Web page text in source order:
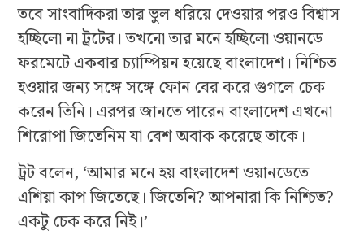
তবে সাংবাদিকরা তার ভুল ধরিয়ে দেওয়ার পরও বিশ্বাস
হচ্ছিলো না ট্রটের। তখনো তার মনে হচ্ছিলো ওয়ানডে
ফরমেটে একবার চ্যাম্পিয়ন হয়েছে বাংলাদেশ। নিশ্চিত
হওয়ার জন্য সঙ্গে সঙ্গে ফোন বের করে গুগলে চেক
করেন তিনি। এরপর জানতে পারেন বাংলাদেশ এখনো
শিরোপা জিতেনিম যা বেশ অবাক করেছে তাকে।
ট্রট বলেন, ‘আমার মনে হয় বাংলাদেশ ওয়ানডেতে
এশিয়া কাপ জিতেছে। জিতেনি? আপনারা কি নিশ্চিত?
একটু চেক করে নিই।’